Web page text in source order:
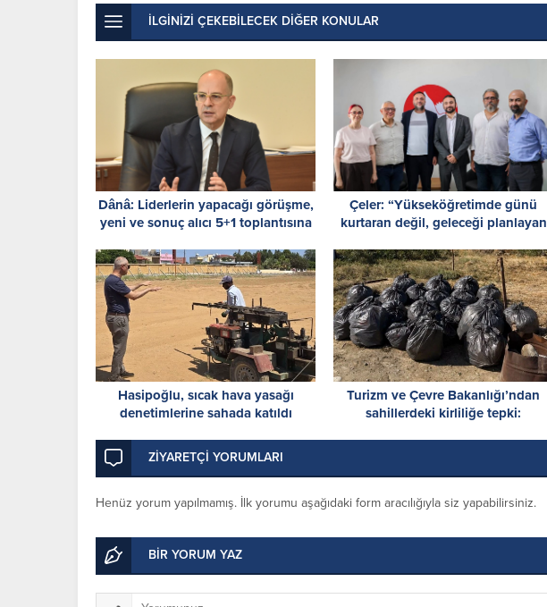
İLGİNİZİ ÇEKEBİLECEK DİĞER KONULAR
Dânâ: Liderlerin yapacağı görüşme,
yeni ve sonuç alıcı 5+1 toplantısına
Çeler: “Yükseköğretimde günü
kurtaran değil, geleceği planlayan
Hasipoğlu, sıcak hava yasağı
denetimlerine sahada katıldı
Turizm ve Çevre Bakanlığı’ndan
sahillerdeki kirliliğe tepki:
ZİYARETÇİ YORUMLARI
Henüz yorum yapılmamış. İlk yorumu aşağıdaki form aracılığıyla siz yapabilirsiniz.
BİR YORUM YAZ